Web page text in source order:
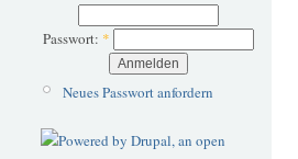
Passwort: *
Neues Passwort anfordern